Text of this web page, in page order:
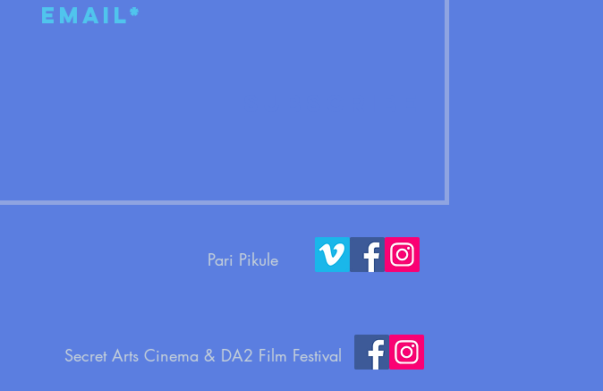
Pari Pikule
Secret Arts Cinema & DA2 Film Festival